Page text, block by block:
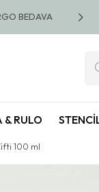
BEDAVA 🚚
& RULO
100 ml